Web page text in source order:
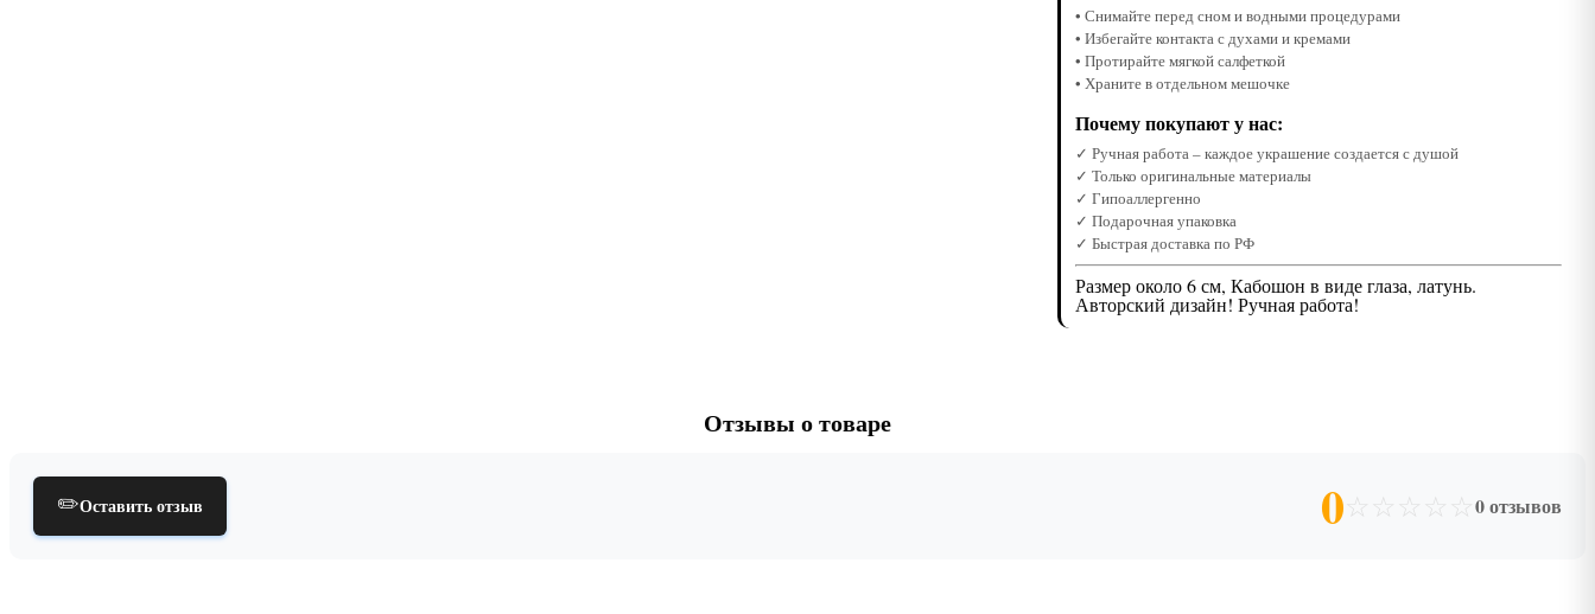
• Снимайте перед сном и водными процедурами
• Избегайте контакта с духами и кремами
• Протирайте мягкой салфеткой
• Храните в отдельном мешочке
Почему покупают у нас:
✓ Ручная работа – каждое украшение создается с душой
✓ Только оригинальные материалы
✓ Гипоаллергенно
✓ Подарочная упаковка
✓ Быстрая доставка по РФ
Размер около 6 см, Кабошон в виде глаза, латунь.
Авторский дизайн! Ручная работа!
Отзывы о товаре
✏️Оставить отзыв 0 ☆ ☆ ☆ ☆ ☆ 0 отзывов